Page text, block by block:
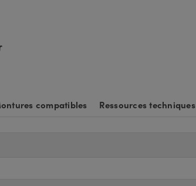
compatibles Ressources techniques